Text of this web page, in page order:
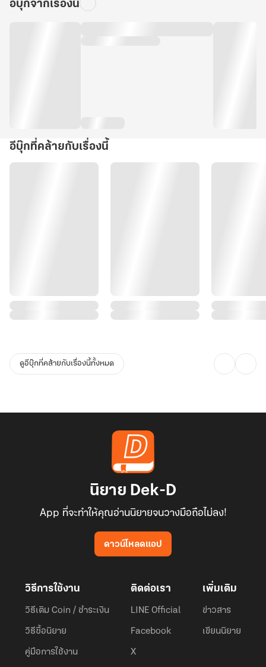
อีบุ๊กจากเรื่องนี้
อีบุ๊กที่คล้ายกับเรื่องนี้
ดูอีบุ๊กที่คล้ายกับเรื่องนี้ทั้งหมด
นิยาย Dek-D
App ที่จะทำให้คุณอ่านนิยายจนวางมือถือไม่ลง!
ดาวน์โหลดแอป
วิธีการใช้งาน
วิธีเติม Coin / ชำระเงิน
วิธีซื้อนิยาย
คู่มือการใช้งาน
ติดต่อเรา
LINE Official
Facebook
X
เพิ่มเติม
ข่าวสาร
เขียนนิยาย